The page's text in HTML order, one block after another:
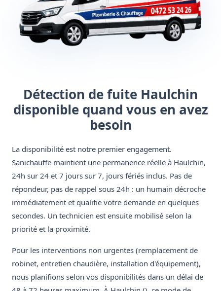
Détection de fuite Haulchin
disponible quand vous en avez
besoin
La disponibilité est notre premier engagement.
Sanichauffe maintient une permanence réelle à Haulchin,
24h sur 24 et 7 jours sur 7, jours fériés inclus. Pas de
répondeur, pas de rappel sous 24h : un humain décroche
immédiatement et qualifie votre demande en quelques
secondes. Un technicien est ensuite mobilisé selon la
priorité et la proximité.
Pour les interventions non urgentes (remplacement de
robinet, entretien chaudière, installation d'équipement),
nous planifions selon vos disponibilités dans un délai de